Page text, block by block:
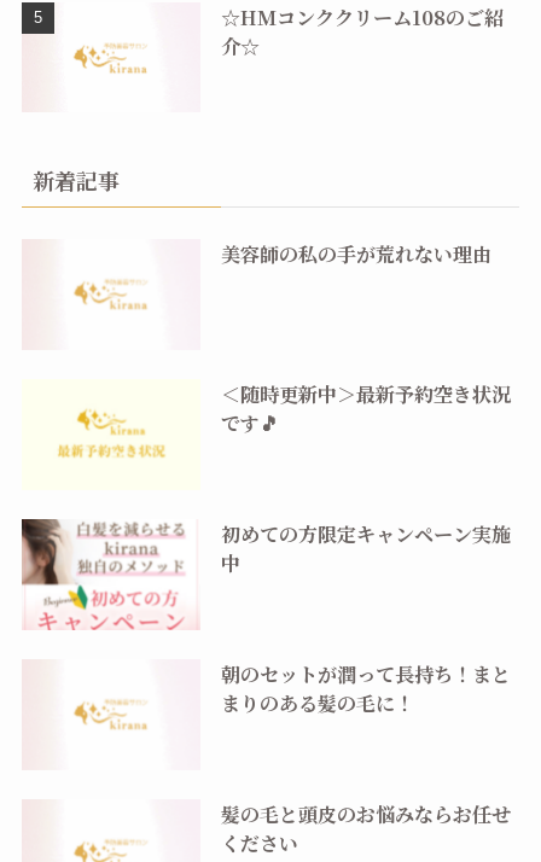
☆HMコンククリーム108のご紹
介☆
新着記事
美容師の私の手が荒れない理由
＜随時更新中＞最新予約空き状況
です🎵
初めての方限定キャンペーン実施
中
朝のセットが潤って長持ち！まと
まりのある髪の毛に！
髪の毛と頭皮のお悩みならお任せ
ください